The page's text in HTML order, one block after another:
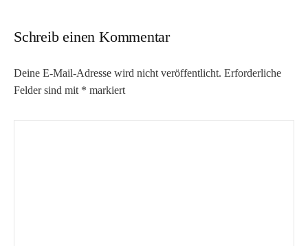
Schreib einen Kommentar
Deine E-Mail-Adresse wird nicht veröffentlicht. Erforderliche
Felder sind mit * markiert